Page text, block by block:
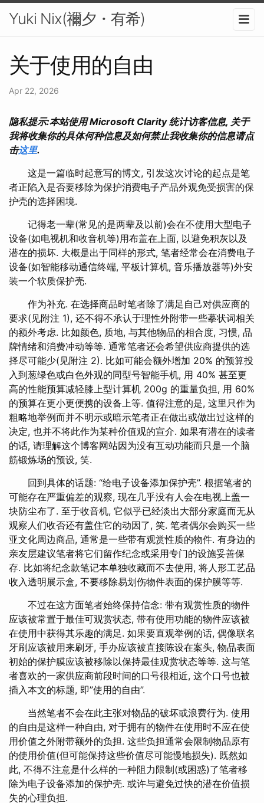
Yuki Nix(禰夕・有希)
关于使用的自由
Apr 22, 2026
隐私提示:本站使用 Microsoft Clarity 统计访客信息, 关于
我将收集你的具体何种信息及如何禁止我收集你的信息请点
击这里.
这是一篇临时起意写的博文, 引发这次讨论的起点是笔
者正陷入是否要移除为保护消费电子产品外观免受损害的保
护壳的选择困境.
记得老一辈(常见的是两辈及以前)会在不使用大型电子
设备(如电视机和收音机等)用布盖在上面, 以避免积灰以及
潜在的损坏. 大概是出于同样的形式, 笔者经常会在消费电子
设备(如智能移动通信终端, 平板计算机, 音乐播放器等)外安
装一个软质保护壳.
作为补充. 在选择商品时笔者除了满足自己对供应商的
要求(见附注 1), 还不得不承认于理性外附带一些摹状词相关
的额外考虑. 比如颜色, 质地, 与其他物品的相合度, 习惯, 品
牌情绪和消费冲动等等. 通常笔者还会希望供应商提供的选
择尽可能少(见附注 2). 比如可能会额外增加 20% 的预算投
入到葱绿色或白色外观的同型号智能手机, 用 40% 甚至更
高的性能预算减轻膝上型计算机 200g 的重量负担, 用 60%
的预算在更小更便携的设备上等. 值得注意的是, 这里只作为
粗略地举例而并不明示或暗示笔者正在做出或做出过这样的
决定, 也并不将此作为某种价值观的宣介. 如果有潜在的读者
的话, 请理解这个博客网站因为没有互动功能而只是一个脑
筋锻炼场的预设, 笑.
回到具体的话题: “给电子设备添加保护壳”. 根据笔者的
可能存在严重偏差的观察, 现在几乎没有人会在电视上盖一
块防尘布了. 至于收音机, 它似乎已经淡出大部分家庭而无从
观察人们收否还有盖住它的动因了, 笑. 笔者偶尔会购买一些
亚文化周边商品, 通常是一些带有观赏性质的物件. 有身边的
亲友层建议笔者将它们留作纪念或采用专门的设施妥善保
存. 比如将纪念款笔记本单独收藏而不去使用, 将人形工艺品
收入透明展示盒, 不要移除易划伤物件表面的保护膜等等.
不过在这方面笔者始终保持信念: 带有观赏性质的物件
应该被常置于最佳可观赏状态, 带有使用功能的物件应该被
在使用中获得其乐趣的满足. 如果要直观举例的话, 偶像联名
牙刷应该被用来刷牙, 手办应该被直接陈设在案头, 物品表面
初始的保护膜应该被移除以保持最佳观赏状态等等. 这与笔
者喜欢的一家供应商前段时间的口号很相近, 这个口号也被
插入本文的标题, 即”使用的自由”.
当然笔者不会在此主张对物品的破坏或浪费行为. 使用
的自由是这样一种自由, 对于拥有的物件在使用时不应在使
用价值之外附带额外的负担. 这些负担通常会限制物品原有
的使用价值(但可能保持这些价值尽可能慢地损失). 既然如
此, 不得不注意是什么样的一种阻力限制(或困惑)了笔者移
除为电子设备添加的保护壳. 或许与避免过快的潜在价值损
失的心理负担.